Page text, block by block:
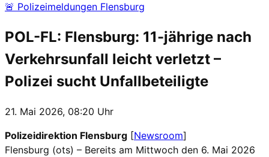
🚨 Polizeimeldungen Flensburg
POL-FL: Flensburg: 11-jährige nach
Verkehrsunfall leicht verletzt –
Polizei sucht Unfallbeteiligte
21. Mai 2026, 08:20 Uhr
Polizeidirektion Flensburg [Newsroom]
Flensburg (ots) – Bereits am Mittwoch den 6. Mai 2026